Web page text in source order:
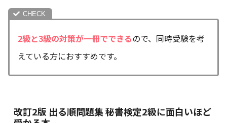
2級と3級の対策が一冊でできるので、同時受験を考
えている方におすすめです。
改訂2版 出る順問題集 秘書検定2級に面白いほど